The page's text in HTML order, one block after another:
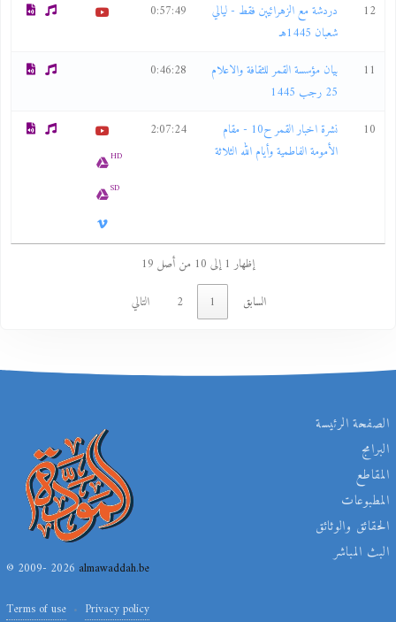
12
دردشة مع الزهرائيين فقط - ليالي
شعبان 1445هـ
0:57:49
11
بيان مؤسسة القمر للثقافة والاعلام
25 رجب 1445
0:46:28
10
نشرة اخبار القمر ح10 - مقام
الأمومة الفاطمية وأيام الله الثلاثة
2:07:24
HD
SD
إظهار 1 إلى 10 من أصل 19
السابق
2 التالي
الصفحة الرئيسة
البرامج
المقاطع
المطبوعات
الحقائق والوثائق
البث المباشر
© 2009- 2026almawaddah.be
Terms of use Privacy policy